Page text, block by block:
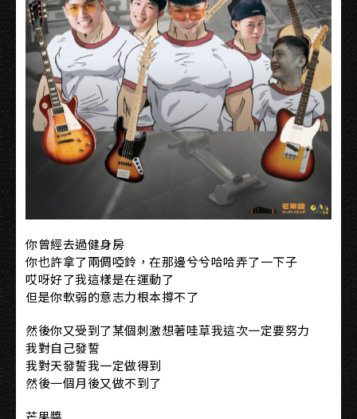
你曾經去過健身房
你也許拿了兩倜啞鈴，在那邊兮兮哈哈弄了一下子
哎呀好了我這樣是在運動了
但是你軟弱的意志力根本撐不了
然後你又受到了某個刺激想著哇草我這次一定要努力
我對自己發誓
我對天發誓我一定做得到
然後一個月後又做不到了